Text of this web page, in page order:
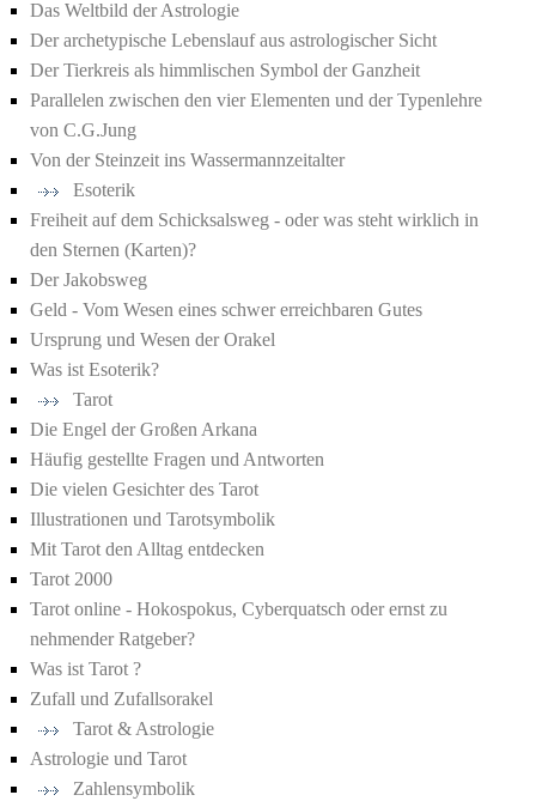
Das Weltbild der Astrologie
Der archetypische Lebenslauf aus astrologischer Sicht
Der Tierkreis als himmlischen Symbol der Ganzheit
Parallelen zwischen den vier Elementen und der Typenlehre
von C.G.Jung
Von der Steinzeit ins Wassermannzeitalter
Esoterik
Freiheit auf dem Schicksalsweg - oder was steht wirklich in
den Sternen (Karten)?
Der Jakobsweg
Geld - Vom Wesen eines schwer erreichbaren Gutes
Ursprung und Wesen der Orakel
Was ist Esoterik?
Tarot
Die Engel der Großen Arkana
Häufig gestellte Fragen und Antworten
Die vielen Gesichter des Tarot
Illustrationen und Tarotsymbolik
Mit Tarot den Alltag entdecken
Tarot 2000
Tarot online - Hokospokus, Cyberquatsch oder ernst zu
nehmender Ratgeber?
Was ist Tarot ?
Zufall und Zufallsorakel
Tarot & Astrologie
Astrologie und Tarot
Zahlensymbolik